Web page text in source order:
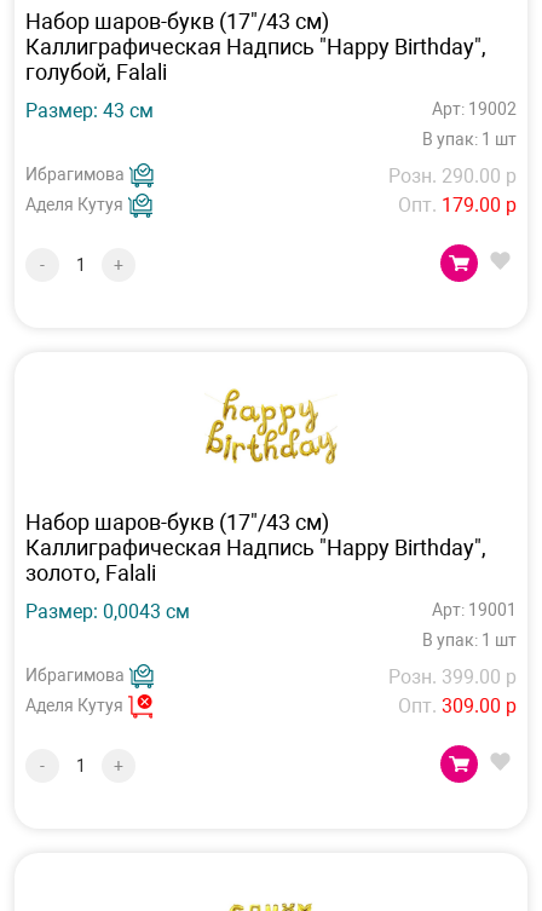
Набор шаров-букв (17"/43 см)
Каллиграфическая Надпись "Happy Birthday",
голубой, Falali
Размер: 43 см
Арт: 19002
В упак: 1 шт
Ибрагимова
Аделя Кутуя
Розн. 290.00 р
Опт. 179.00 р
- +
Набор шаров-букв (17"/43 см)
Каллиграфическая Надпись "Happy Birthday",
золото, Falali
Размер: 0,0043 см
Арт: 19001
В упак: 1 шт
Ибрагимова
Аделя Кутуя
Розн. 399.00 р
Опт. 309.00 р
- +